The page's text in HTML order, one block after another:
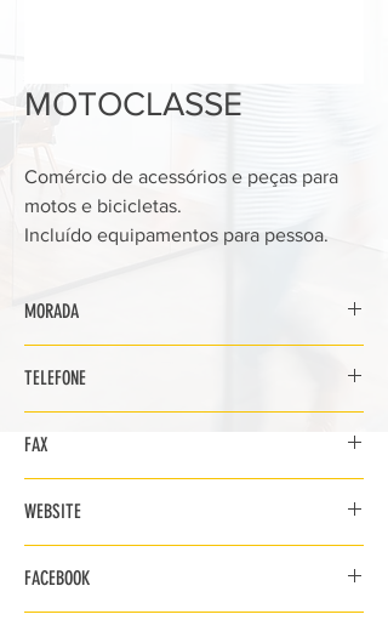
MOTOCLASSE
Comércio de acessórios e peças para
motos e bicicletas.
Incluído equipamentos para pessoa.
MORADA
7
2620-094 Póvoa de Santo Adrião
TELEFONE
FAX
WEBSITE
FACEBOOK